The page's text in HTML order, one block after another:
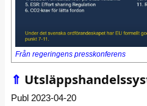
Från regeringens presskonferens
⇑
Publ 2023-04-20